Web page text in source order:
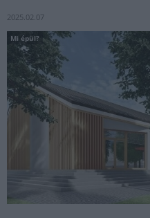
2025.02.07
Mi épül?